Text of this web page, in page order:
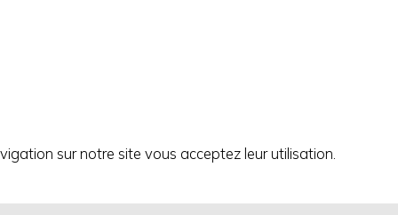
sur notre site vous acceptez leur utilisation.